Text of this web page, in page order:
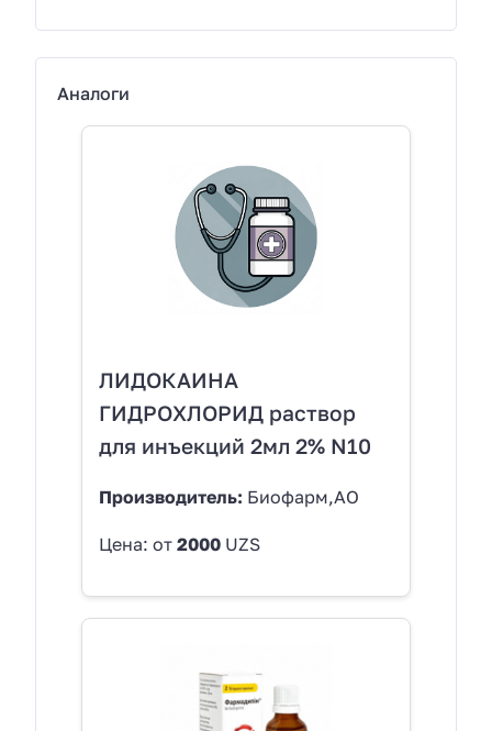
Аналоги
ЛИДОКАИНА
ГИДРОХЛОРИД раствор
для инъекций 2мл 2% N10
Производитель: Биофарм,АО
Цена: от 2000 UZS